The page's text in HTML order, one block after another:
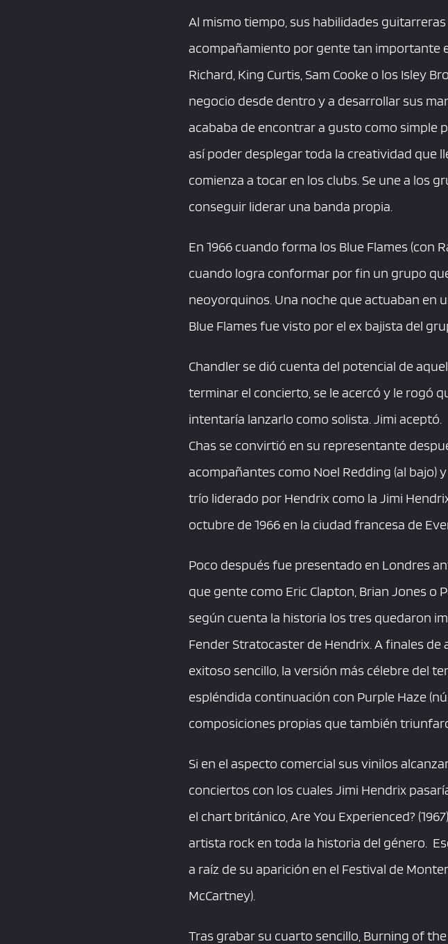
Al mismo tiempo, sus habilidades
acompañamiento por gente tan importante
Richard, King Curtis, Sam Cooke o los Isley
negocio desde dentro y a desarrollar sus
acababa de encontrar a gusto como simple
así poder desplegar toda la creatividad que
comienza a tocar en los clubs. Se une a los
conseguir liderar una banda propia.
En 1966 cuando forma los Blue Flames (con
cuando logra conformar por fin un grupo
neoyorquinos. Una noche que actuaban en
Blue Flames fue visto por el ex bajista del
Chandler se dió cuenta del potencial de
terminar el concierto, se le acercó y le rogó
intentaría lanzarlo como solista. Jimi aceptó.
Chas se convirtió en su representante
acompañantes como Noel Redding (al bajo)
trío liderado por Hendrix como la Jimi
octubre de 1966 en la ciudad francesa de
Poco después fue presentado en Londres
que gente como Eric Clapton, Brian Jones o
según cuenta la historia los tres quedaron
Fender Stratocaster de Hendrix. A finales
exitoso sencillo, la versión más célebre del
espléndida continuación con Purple Haze
composiciones propias que también
Si en el aspecto comercial sus vinilos
conciertos con los cuales Jimi Hendrix
el chart británico, Are You Experienced?
artista rock en toda la historia del género.
a raíz de su aparición en el Festival de
McCartney).
Tras grabar su cuarto sencillo, Burning of